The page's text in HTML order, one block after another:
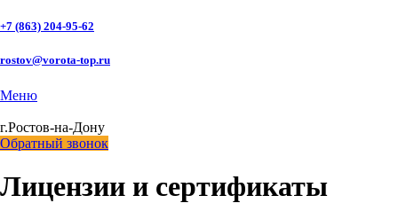
+7 (863) 204-95-62
rostov@vorota-top.ru
Меню
г.Ростов-на-Дону
Обратный звонок
Лицензии и сертификаты